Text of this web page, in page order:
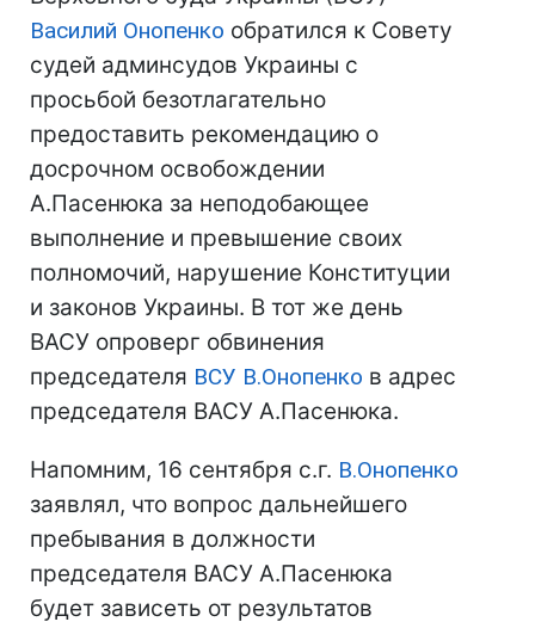
Василий Онопенко обратился к Совету
судей админсудов Украины с
просьбой безотлагательно
предоставить рекомендацию о
досрочном освобождении
А.Пасенюка за неподобающее
выполнение и превышение своих
полномочий, нарушение Конституции
и законов Украины. В тот же день
ВАСУ опроверг обвинения
председателя ВСУ В.Онопенко в адрес
председателя ВАСУ А.Пасенюка.
Напомним, 16 сентября с.г. В.Онопенко
заявлял, что вопрос дальнейшего
пребывания в должности
председателя ВАСУ А.Пасенюка
будет зависеть от результатов